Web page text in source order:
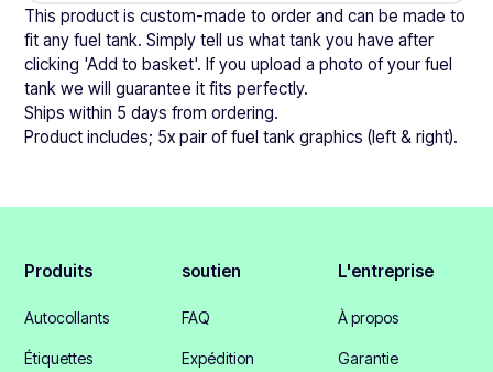
This product is custom-made to order and can be made to
fit any fuel tank. Simply tell us what tank you have after
clicking 'Add to basket'. If you upload a photo of your fuel
tank we will guarantee it fits perfectly.
Ships within 5 days from ordering.
Product includes; 5x pair of fuel tank graphics (left & right).
Produits
Autocollants
Étiquettes
soutien
FAQ
Expédition
L'entreprise
À propos
Garantie